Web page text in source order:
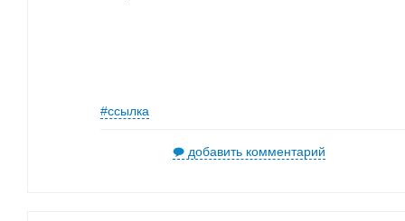
#ссылка
добавить комментарий